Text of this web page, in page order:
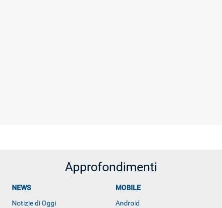
Approfondimenti
NEWS
Notizie di Oggi
MOBILE
Android